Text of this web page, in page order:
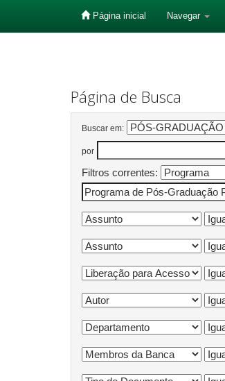
Página inicial Navegar
Página de Busca
Buscar em:
por
Filtros correntes: